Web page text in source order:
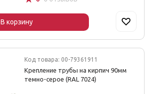
В корзину
Код товара: 00-79361911
Крепление трубы на кирпич 90мм
темно-серое (RAL 7024)